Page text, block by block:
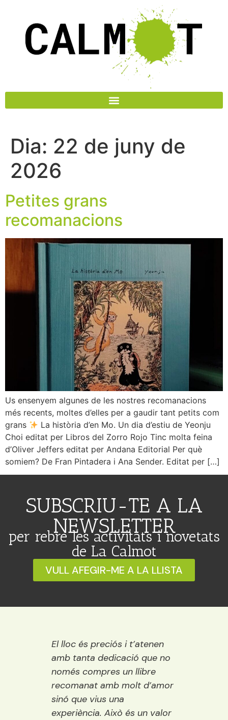
Dia: 22 de juny de
2026
Petites grans
recomanacions
Us ensenyem algunes de les nostres recomanacions
més recents, moltes d’elles per a gaudir tant petits com
grans
La història d’en Mo. Un dia d’estiu de Yeonju
Choi editat per Libros del Zorro Rojo Tinc molta feina
d’Oliver Jeffers editat per Andana Editorial Per què
somiem? De Fran Pintadera i Ana Sender. Editat per […]
SUBSCRIU-TE A LA
NEWSLETTER
per rebre les activitats i novetats
de La Calmot
VULL AFEGIR-ME A LA LLISTA
El lloc és preciós i t’atenen
amb tanta dedicació que no
només compres un llibre
recomanat amb molt d’amor
sinó que vius una
experiència. Això és un valor